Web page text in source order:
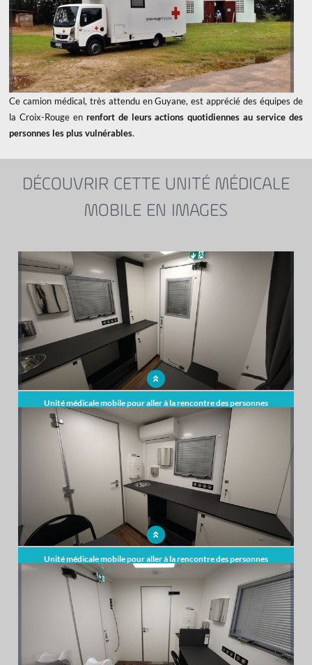
Ce camion médical, très attendu en Guyane, est apprécié des équipes de
la Croix-Rouge en renfort de leurs actions quotidiennes au service des
personnes les plus vulnérables.
DÉCOUVRIR CETTE UNITÉ MÉDICALE
MOBILE EN IMAGES
Unité médicale mobile pour aller à la rencontre des personnes
vulnérables
Unité médicale mobile pour aller à la rencontre des personnes
vulnérables